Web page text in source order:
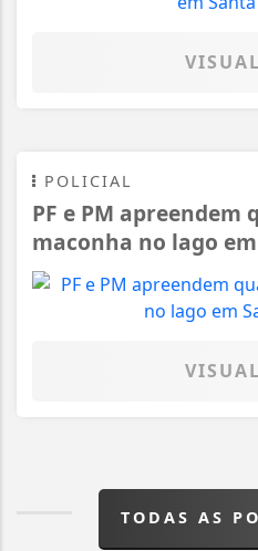
POLICIAL
PF e PM apreendem
maconha no lago
TODAS AS